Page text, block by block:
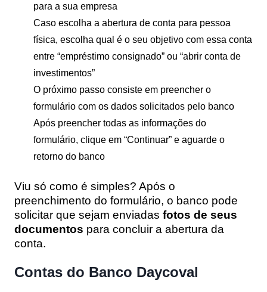
para a sua empresa
Caso escolha a abertura de conta para pessoa
física, escolha qual é o seu objetivo com essa conta
entre “empréstimo consignado” ou “abrir conta de
investimentos”
O próximo passo consiste em preencher o
formulário com os dados solicitados pelo banco
Após preencher todas as informações do
formulário, clique em “Continuar” e aguarde o
retorno do banco
Viu só como é simples? Após o
preenchimento do formulário, o banco pode
solicitar que sejam enviadas fotos de seus
documentos para concluir a abertura da
conta.
Contas do Banco Daycoval